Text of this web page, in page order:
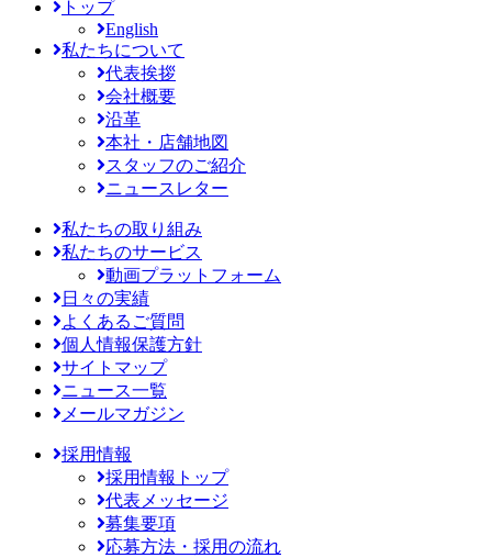
トップ
English
私たちについて
代表挨拶
会社概要
沿革
本社・店舗地図
スタッフのご紹介
ニュースレター
私たちの取り組み
私たちのサービス
動画プラットフォーム
日々の実績
よくあるご質問
個人情報保護方針
サイトマップ
ニュース一覧
メールマガジン
採用情報
採用情報トップ
代表メッセージ
募集要項
応募方法・採用の流れ